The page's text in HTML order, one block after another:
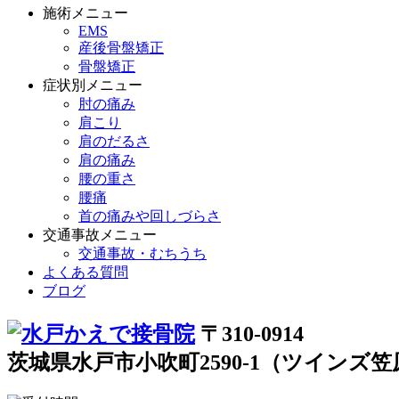
施術メニュー
EMS
産後骨盤矯正
骨盤矯正
症状別メニュー
肘の痛み
肩こり
肩のだるさ
肩の痛み
腰の重さ
腰痛
首の痛みや回しづらさ
交通事故メニュー
交通事故・むちうち
よくある質問
ブログ
〒310-0914
茨城県水戸市小吹町2590-1（ツインズ笠